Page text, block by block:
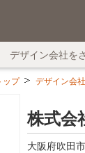
デザイン会社を
ップ デザイン会
株式会
大阪府吹田